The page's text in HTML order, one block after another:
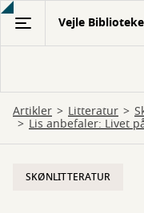
Gå
hovedindhold
Vejle
Artikler Litteratur
Lis anbefaler: Livet
SKØNLITTERATUR